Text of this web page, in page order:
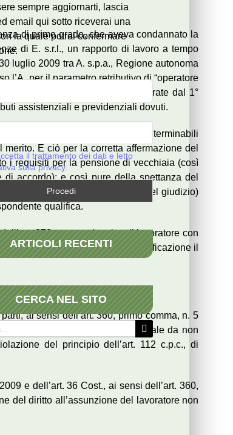
di primo grado, che aveva condannato la
di E. s.r.l., un rapporto di lavoro a tempo
luglio 2009 tra A. s.p.a., Regione autonoma
l’A. per il parametro retributivo di “operatore
delle retribuzioni maturate dal 1°
assistenziali e previdenziali dovuti.
invece esattamente determinabili
E ciò per la corretta affermazione del
i requisiti per la pensione di vecchiaia (così
accordo); e così pure della spettanza del
peraltro esulava dall’oggetto del giudizio)
qualifica.
378 c.p.c., cui resiste il lavoratore con
essendone stata richiesta la notificazione il
ai sensi dell’art. 360, primo comma, n. 5
delle somme a proprio carico, tale da non
del principio dell’art. 112 c.p.c., di
e dell’art. 36 Cost., ai sensi dell’art. 360,
del diritto all’assunzione del lavoratore non
sempre aggiornarti, lascia
email qui sotto riceverai una
la quale potrai confermare
il trattamento dei dati e letto
sulla privacy.
ARTICOLI RECENTI
CERCA NEL SITO